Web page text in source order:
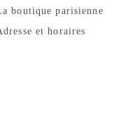
boutique parisienne
et horaires